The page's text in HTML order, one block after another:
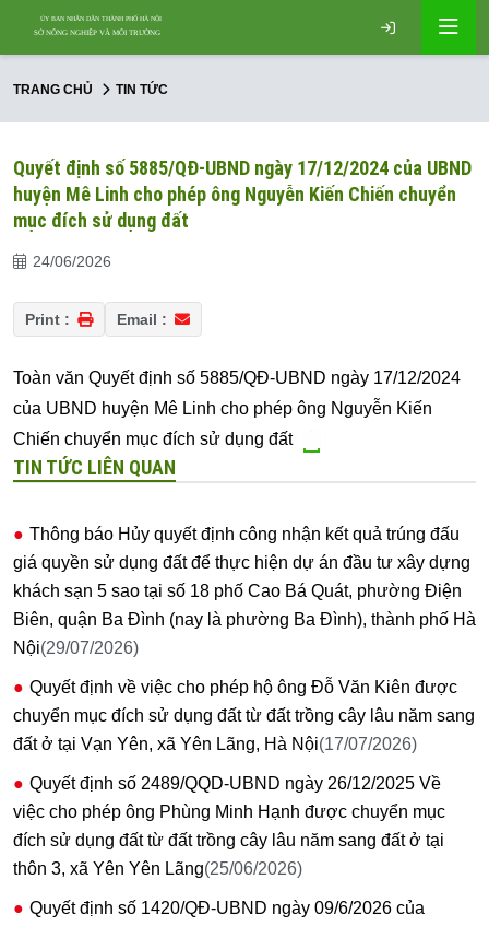
TRANG CHỦ TIN TỨC
Quyết định số 5885/QĐ-UBND ngày 17/12/2024 của UBND
huyện Mê Linh cho phép ông Nguyễn Kiến Chiến chuyển
mục đích sử dụng đất
24/06/2026
Print : Email :
Toàn văn Quyết định số 5885/QĐ-UBND ngày 17/12/2024
của UBND huyện Mê Linh cho phép ông Nguyễn Kiến
Chiến chuyển mục đích sử dụng đất
TIN TỨC LIÊN QUAN
Thông báo Hủy quyết định công nhận kết quả trúng đấu
giá quyền sử dụng đất để thực hiện dự án đầu tư xây dựng
khách sạn 5 sao tại số 18 phố Cao Bá Quát, phường Điện
Biên, quận Ba Đình (nay là phường Ba Đình), thành phố Hà
Nội(29/07/2026)
Quyết định về việc cho phép hộ ông Đỗ Văn Kiên được
chuyển mục đích sử dụng đất từ đất trồng cây lâu năm sang
đất ở tại Vạn Yên, xã Yên Lãng, Hà Nội(17/07/2026)
Quyết định số 2489/QQD-UBND ngày 26/12/2025 Về
việc cho phép ông Phùng Minh Hạnh được chuyển mục
đích sử dụng đất từ đất trồng cây lâu năm sang đất ở tại
thôn 3, xã Yên Yên Lãng(25/06/2026)
Quyết định số 1420/QĐ-UBND ngày 09/6/2026 của